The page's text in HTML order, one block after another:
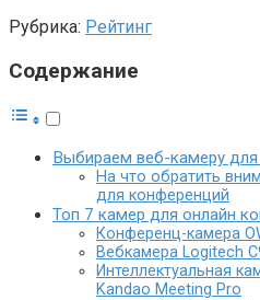
Рубрика: Рейтинг
Содержание
Выбираем веб-камеру
На что обратить
для конференций
Топ 7 камер для онлайн
Конференц-камера
Вебкамера Logitech
Интеллектуальная
Kandao Meeting Pro